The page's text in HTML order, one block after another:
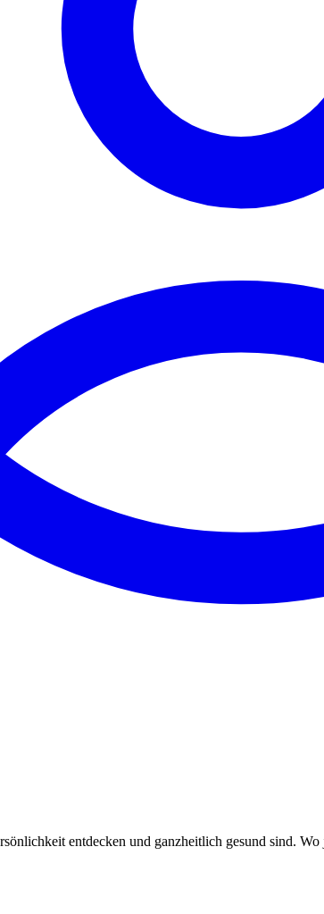
entdecken und ganzheitlich gesund sind.